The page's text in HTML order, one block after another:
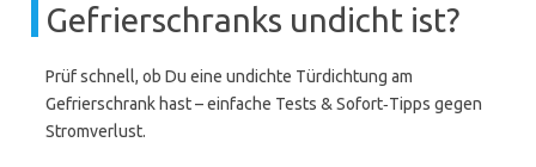
Gefrierschranks undicht ist?
Prüf schnell, ob Du eine undichte Türdichtung am
Gefrierschrank hast – einfache Tests & Sofort‑Tipps gegen
Stromverlust.